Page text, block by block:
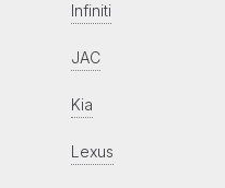
Infiniti
JAC
Kia
Lexus